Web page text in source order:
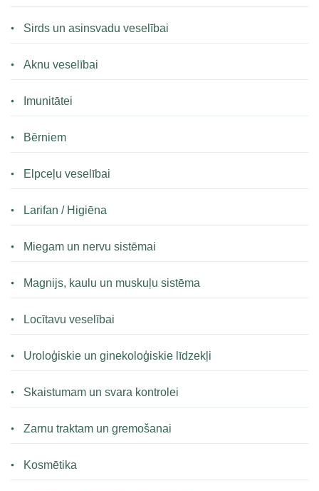
Sirds un asinsvadu veselībai
Aknu veselībai
Imunitātei
Bērniem
Elpceļu veselībai
Larifan / Higiēna
Miegam un nervu sistēmai
Magnijs, kaulu un muskuļu sistēma
Locītavu veselībai
Uroloģiskie un ginekoloģiskie līdzekļi
Skaistumam un svara kontrolei
Zarnu traktam un gremošanai
Kosmētika